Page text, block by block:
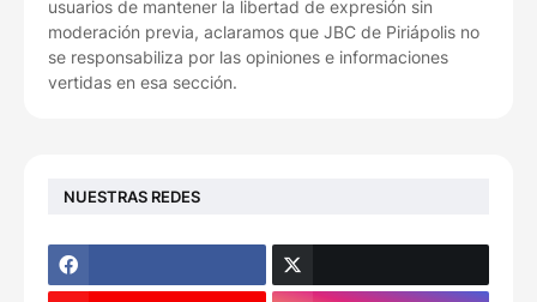
usuarios de mantener la libertad de expresión sin
moderación previa, aclaramos que JBC de Piriápolis no
se responsabiliza por las opiniones e informaciones
vertidas en esa sección.
NUESTRAS REDES